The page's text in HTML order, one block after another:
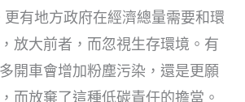
更有地方政府在經濟總量需要和環
放大前者，而忽視生存環境。有
開車會增加粉塵污染，還是更願
而放棄了這種低碳責任的擔當。